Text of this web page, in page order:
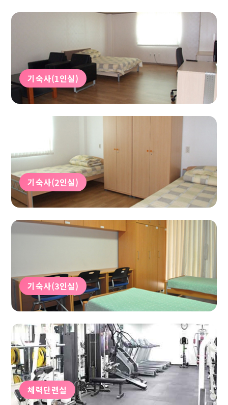
기숙사(1인실)
기숙사(2인실)
기숙사(3인실)
체력단련실